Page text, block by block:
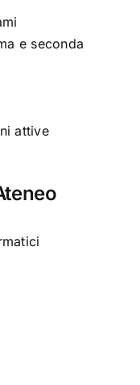
e seconda
attive